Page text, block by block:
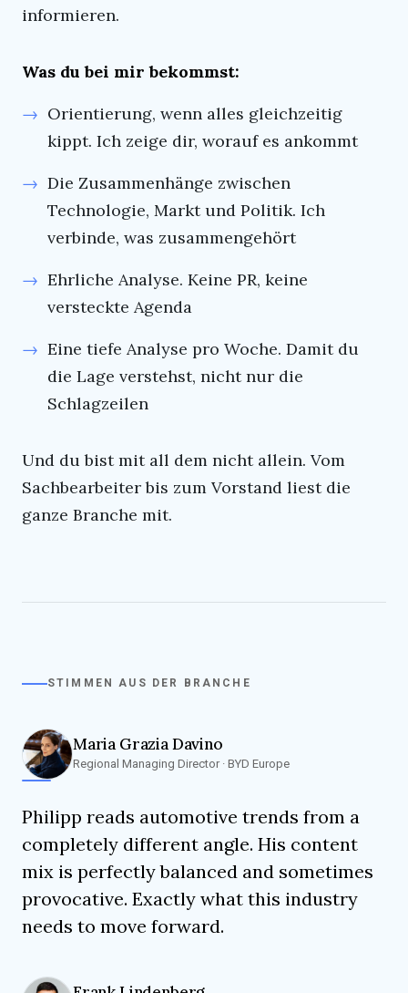
informieren.
Was du bei mir bekommst:
Orientierung, wenn alles gleichzeitig
kippt. Ich zeige dir, worauf es ankommt
Die Zusammenhänge zwischen
Technologie, Markt und Politik. Ich
verbinde, was zusammengehört
Ehrliche Analyse. Keine PR, keine
versteckte Agenda
Eine tiefe Analyse pro Woche. Damit du
die Lage verstehst, nicht nur die
Schlagzeilen
Und du bist mit all dem nicht allein. Vom
Sachbearbeiter bis zum Vorstand liest die
ganze Branche mit.
STIMMEN AUS DER BRANCHE
Maria Grazia Davino
Regional Managing Director · BYD Europe
Philipp reads automotive trends from a
completely different angle. His content
mix is perfectly balanced and sometimes
provocative. Exactly what this industry
needs to move forward.